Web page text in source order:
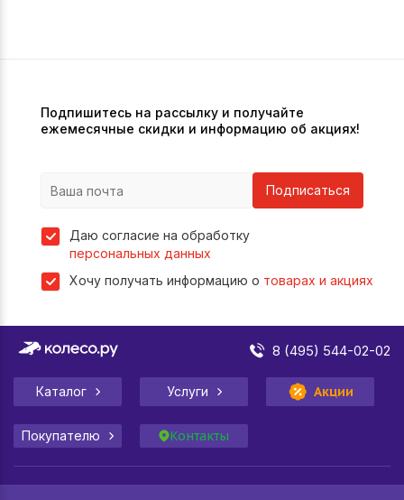
Подпишитесь на рассылку и получайте
ежемесячные скидки и информацию об акциях!
Подписаться
Даю согласие на обработку
персональных данных
Хочу получать информацию о товарах и акциях
8 (495) 544-02-02
Каталог Услуги Акции
Покупателю Контакты